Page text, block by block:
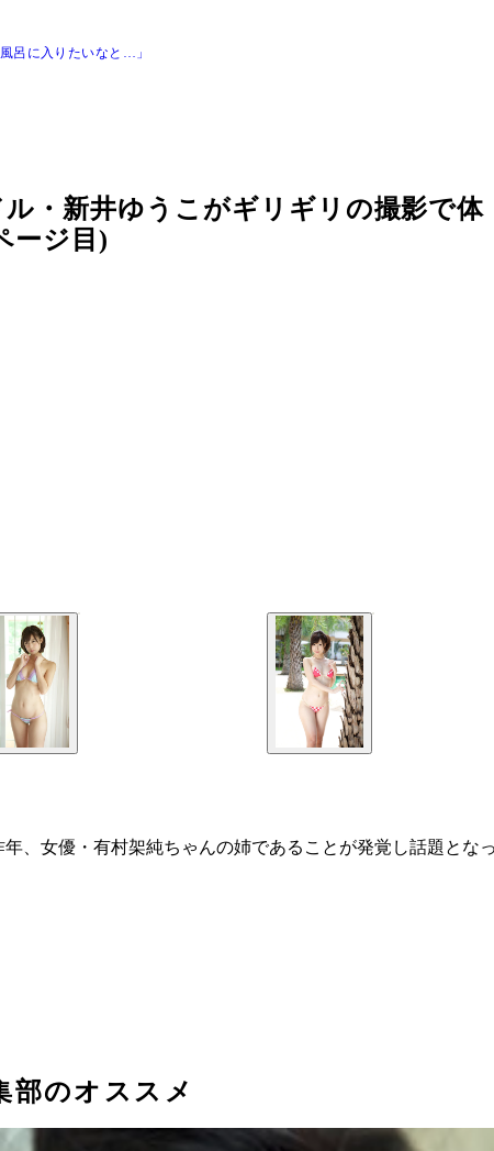
呂に入りたいなと…」
・新井ゆうこがギリギリの撮影で体
ージ目)
、女優・有村架純ちゃんの姉であることが発覚し話題とな
部のオススメ